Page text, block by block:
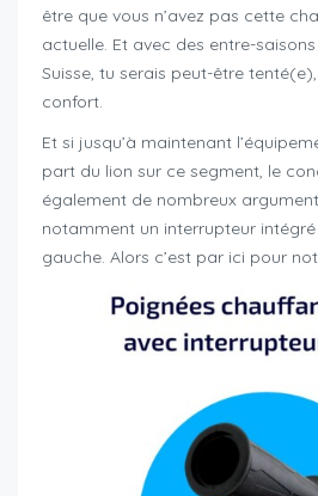
être que vous n’avez pas cette
actuelle. Et avec des entre-
Suisse, tu serais peut-être
confort.
Et si jusqu’à maintenant
part du lion sur ce segment, le
également de nombreux
notamment un interrupteur
gauche. Alors c’est par ici pour